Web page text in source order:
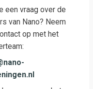
een vraag over de
van Nano? Neem
op met het